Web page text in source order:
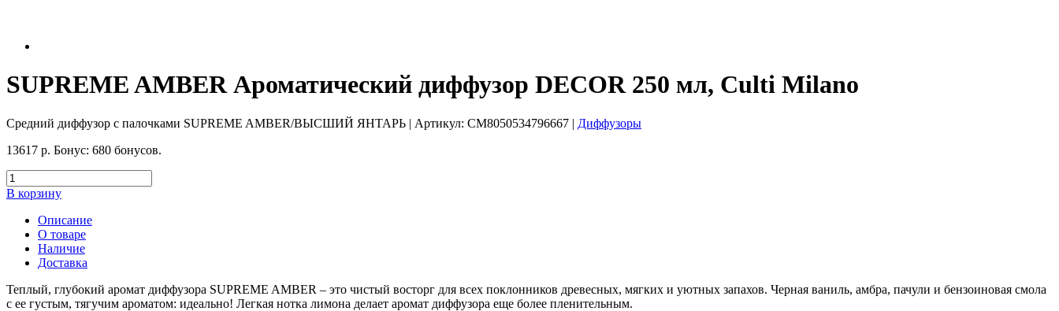
SUPREME AMBER Ароматический диффузор DECOR 250 мл, Culti Milano
Средний диффузор с палочками SUPREME AMBER/ВЫСШИЙ ЯНТАРЬ | Артикул: CM8050534796667 | Диффузоры
13617 р. Бонус: 680 бонусов.
В корзину
Описание
О товаре
Наличие
Доставка
Теплый, глубокий аромат диффузора SUPREME AMBER – это чистый восторг для всех поклонников древесных, мягких и уютных запахов. Черная ваниль, амбра, пачули и бензоиновая смола
с ее густым, тягучим ароматом: идеально! Легкая нотка лимона делает аромат диффузора еще более пленительным.